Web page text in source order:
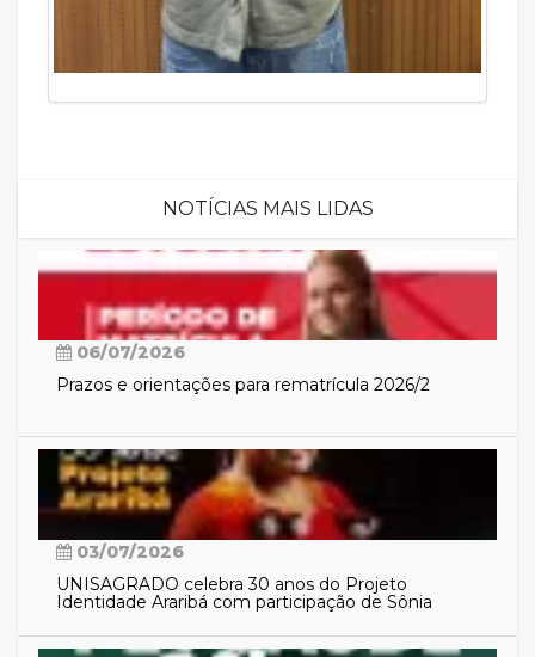
NOTÍCIAS MAIS LIDAS
06/07/2026
Prazos e orientações para rematrícula 2026/2
03/07/2026
UNISAGRADO celebra 30 anos do Projeto
Identidade Araribá com participação de Sônia